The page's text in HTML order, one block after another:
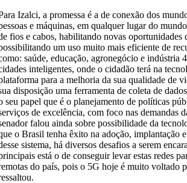
Izalci, a promessa é a de conexão dos
e máquinas, em qualquer lugar do
fios e cabos, habilitando novas oportunidades
um uso muito mais eficiente de
saúde, educação, agronegócio e indústria
inteligentes, onde o cidadão terá na
para a melhoria da sua qualidade de
disposição uma ferramenta de coleta de
seu papel que é o planejamento de políticas
de excelência, com foco nas demandas
falou ainda sobre possibilidade da
o Brasil tenha êxito na adoção, implantação
sistema, há diversos desafios a serem
está o de conseguir levar estas redes
do país, pois o 5G hoje é muito voltado